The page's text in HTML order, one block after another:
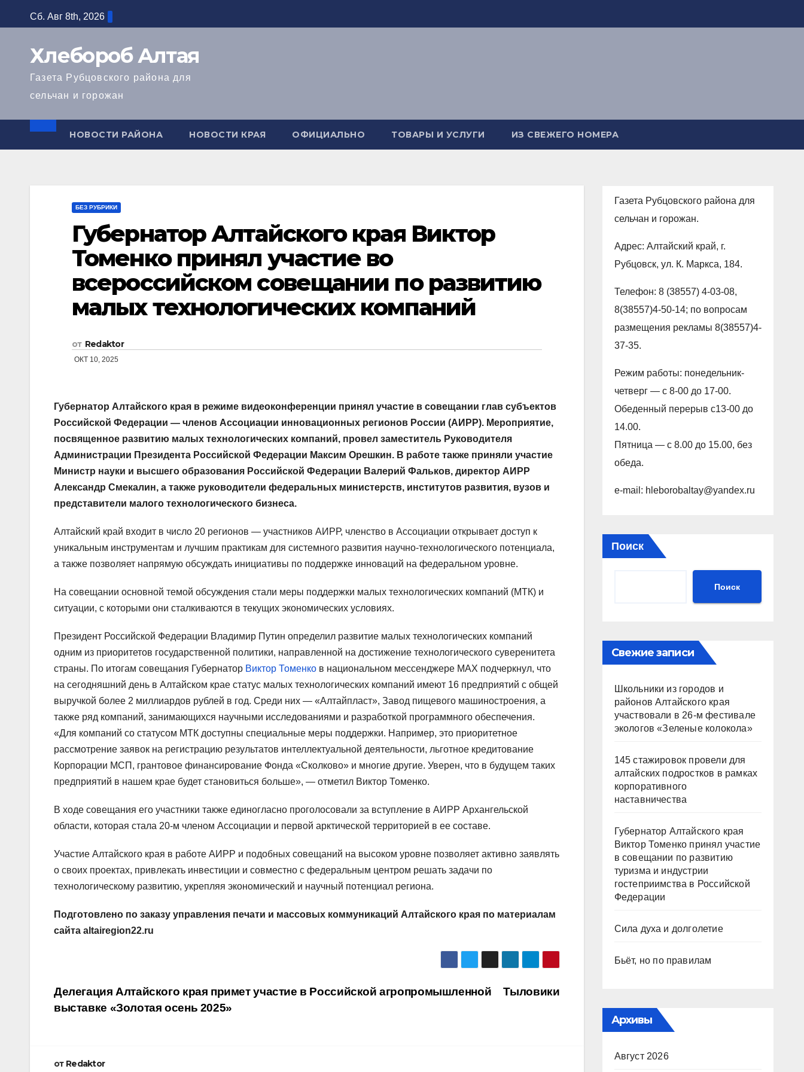
к
Сб. Авг 8th, 2026
Хлебороб Алтая
Газета Рубцовского района для
сельчан и горожан
НОВОСТИ РАЙОНА НОВОСТИ КРАЯ ОФИЦИАЛЬНО ТОВАРЫ И УСЛУГИ ИЗ СВЕЖЕГО НОМЕРА
БЕЗ РУБРИКИ
Губернатор Алтайского края Виктор
Томенко принял участие во
всероссийском совещании по развитию
малых технологических компаний
от Redaktor
ОКТ 10, 2025
Губернатор Алтайского края в режиме видеоконференции принял участие в совещании глав субъектов
Российской Федерации — членов Ассоциации инновационных регионов России (АИРР). Мероприятие,
посвященное развитию малых технологических компаний, провел заместитель Руководителя
Администрации Президента Российской Федерации Максим Орешкин. В работе также приняли участие
Министр науки и высшего образования Российской Федерации Валерий Фальков, директор АИРР
Александр Смекалин, а также руководители федеральных министерств, институтов развития, вузов и
представители малого технологического бизнеса.
Алтайский край входит в число 20 регионов — участников АИРР, членство в Ассоциации открывает доступ к
уникальным инструментам и лучшим практикам для системного развития научно-технологического потенциала,
а также позволяет напрямую обсуждать инициативы по поддержке инноваций на федеральном уровне.
На совещании основной темой обсуждения стали меры поддержки малых технологических компаний (МТК) и
ситуации, с которыми они сталкиваются в текущих экономических условиях.
Президент Российской Федерации Владимир Путин определил развитие малых технологических компаний
одним из приоритетов государственной политики, направленной на достижение технологического суверенитета
страны. По итогам совещания Губернатор Виктор Томенко в национальном мессенджере MAX подчеркнул, что
на сегодняшний день в Алтайском крае статус малых технологических компаний имеют 16 предприятий с общей
выручкой более 2 миллиардов рублей в год. Среди них — «Алтайпласт», Завод пищевого машиностроения, а
также ряд компаний, занимающихся научными исследованиями и разработкой программного обеспечения.
«Для компаний со статусом МТК доступны специальные меры поддержки. Например, это приоритетное
рассмотрение заявок на регистрацию результатов интеллектуальной деятельности, льготное кредитование
Корпорации МСП, грантовое финансирование Фонда «Сколково» и многие другие. Уверен, что в будущем таких
предприятий в нашем крае будет становиться больше», — отметил Виктор Томенко.
В ходе совещания его участники также единогласно проголосовали за вступление в АИРР Архангельской
области, которая стала 20-м членом Ассоциации и первой арктической территорией в ее составе.
Участие Алтайского края в работе АИРР и подобных совещаний на высоком уровне позволяет активно заявлять
о своих проектах, привлекать инвестиции и совместно с федеральным центром решать задачи по
технологическому развитию, укрепляя экономический и научный потенциал региона.
Подготовлено по заказу управления печати и массовых коммуникаций Алтайского края по материалам
сайта altairegion22.ru
Навигация
Тыловики
Делегация Алтайского края примет участие в Российской агропромышленной
выставке «Золотая осень 2025»
от Redaktor
Газета Рубцовского района для
сельчан и горожан.
Адрес: Алтайский край, г.
Рубцовск, ул. К. Маркса, 184.
Телефон: 8 (38557) 4-03-08,
8(38557)4-50-14; по вопросам
размещения рекламы 8(38557)4-
37-35.
Режим работы: понедельник-
четверг — с 8-00 до 17-00.
Обеденный перерыв с13-00 до
14.00.
Пятница — с 8.00 до 15.00, без
обеда.
e-mail: hleborobaltay@yandex.ru
Поиск
Поиск
Свежие записи
Школьники из городов и
районов Алтайского края
участвовали в 26-м фестивале
экологов «Зеленые колокола»
145 стажировок провели для
алтайских подростков в рамках
корпоративного
наставничества
Губернатор Алтайского края
Виктор Томенко принял участие
в совещании по развитию
туризма и индустрии
гостеприимства в Российской
Федерации
Сила духа и долголетие
Бьёт, но по правилам
Архивы
Август 2026